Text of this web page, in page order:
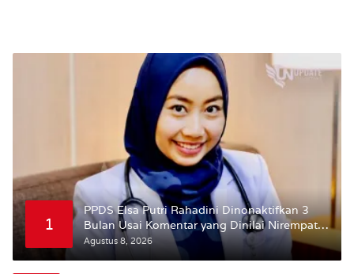
1
PPDS Elsa Putri Rahadini Dinonaktifkan 3
Bulan Usai Komentar yang Dinilai Nirempati
ke Pasien BPJS
Agustus 8, 2026